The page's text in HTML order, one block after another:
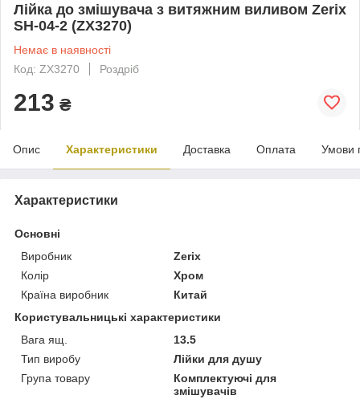
Лійка до змішувача з витяжним виливом Zerix
SH-04-2 (ZX3270)
Немає в наявності
Код: ZX3270
Роздріб
213 ₴
Опис Характеристики Доставка Оплата Умови
Характеристики
Основні
Виробник
Zerix
Колір
Хром
Країна виробник
Китай
Користувальницькі характеристики
Вага ящ.
13.5
Тип виробу
Лійки для душу
Група товару
Комплектуючі для
змішувачів